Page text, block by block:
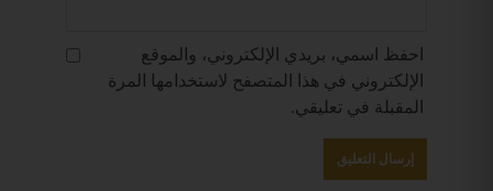
احفظ اسمي، بريدي الإلكتروني، والموقع
الإلكتروني في هذا المتصفح لاستخدامها المرة
المقبلة في تعليقي.